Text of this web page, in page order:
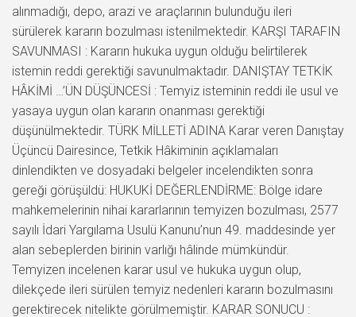
alınmadığı, depo, arazi ve araçlarının bulunduğu ileri
sürülerek kararın bozulması istenilmektedir. KARŞI TARAFIN
SAVUNMASI : Kararın hukuka uygun olduğu belirtilerek
istemin reddi gerektiği savunulmaktadır. DANIŞTAY TETKİK
HÂKİMİ …’ÜN DÜŞÜNCESİ : Temyiz isteminin reddi ile usul ve
yasaya uygun olan kararın onanması gerektiği
düşünülmektedir. TÜRK MİLLETİ ADINA Karar veren Danıştay
Üçüncü Dairesince, Tetkik Hâkiminin açıklamaları
dinlendikten ve dosyadaki belgeler incelendikten sonra
gereği görüşüldü: HUKUKİ DEĞERLENDİRME: Bölge idare
mahkemelerinin nihai kararlarının temyizen bozulması, 2577
sayılı İdari Yargılama Usulü Kanunu’nun 49. maddesinde yer
alan sebeplerden birinin varlığı hâlinde mümkündür.
Temyizen incelenen karar usul ve hukuka uygun olup,
dilekçede ileri sürülen temyiz nedenleri kararın bozulmasını
gerektirecek nitelikte görülmemiştir. KARAR SONUCU :